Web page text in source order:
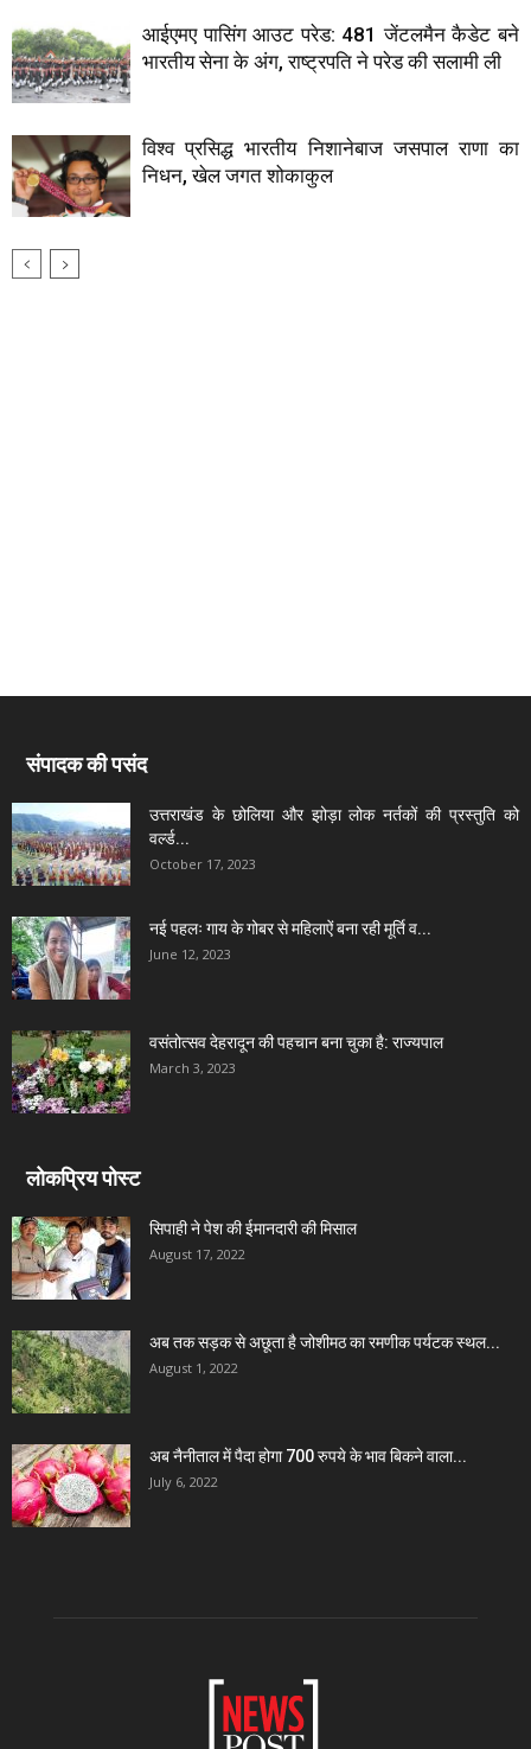
आईएमए पासिंग आउट परेड: 481 जेंटलमैन कैडेट बने
भारतीय सेना के अंग, राष्ट्रपति ने परेड की सलामी ली
विश्व प्रसिद्ध भारतीय निशानेबाज जसपाल राणा का
निधन, खेल जगत शोकाकुल
संपादक की पसंद
उत्तराखंड के छोलिया और झोड़ा लोक नर्तकों की प्रस्तुति को
वर्ल्ड...
October 17, 2023
नई पहलः गाय के गोबर से महिलाऐं बना रही मूर्ति व...
June 12, 2023
वसंतोत्सव देहरादून की पहचान बना चुका है: राज्यपाल
March 3, 2023
लोकप्रिय पोस्ट
सिपाही ने पेश की ईमानदारी की मिसाल
August 17, 2022
अब तक सड़क से अछूता है जोशीमठ का रमणीक पर्यटक स्थल...
August 1, 2022
अब नैनीताल में पैदा होगा 700 रुपये के भाव बिकने वाला...
July 6, 2022